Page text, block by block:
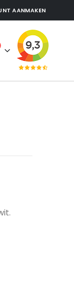
AANMAKEN